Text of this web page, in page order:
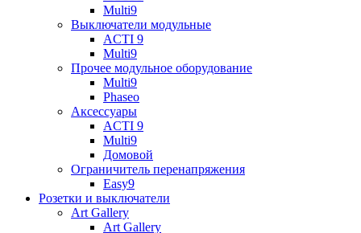
Multi9
Выключатели модульные
ACTI 9
Multi9
Прочее модульное оборудование
Multi9
Phaseo
Аксессуары
ACTI 9
Multi9
Домовой
Ограничитель перенапряжения
Easy9
Розетки и выключатели
Art Gallery
Art Gallery